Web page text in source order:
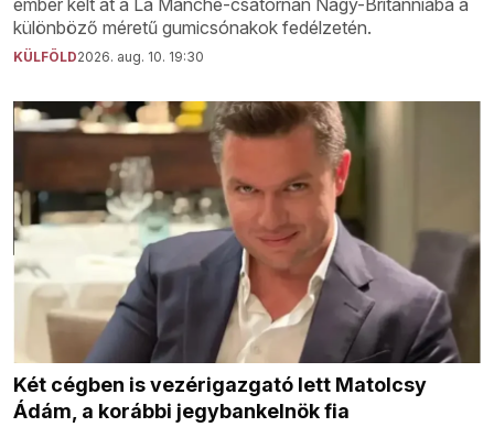
különböző méretű gumicsónakok fedélzetén.
KÜLFÖLD2026. aug. 10. 19:30
Két cégben is vezérigazgató lett Matolcsy
Ádám, a korábbi jegybankelnök fia